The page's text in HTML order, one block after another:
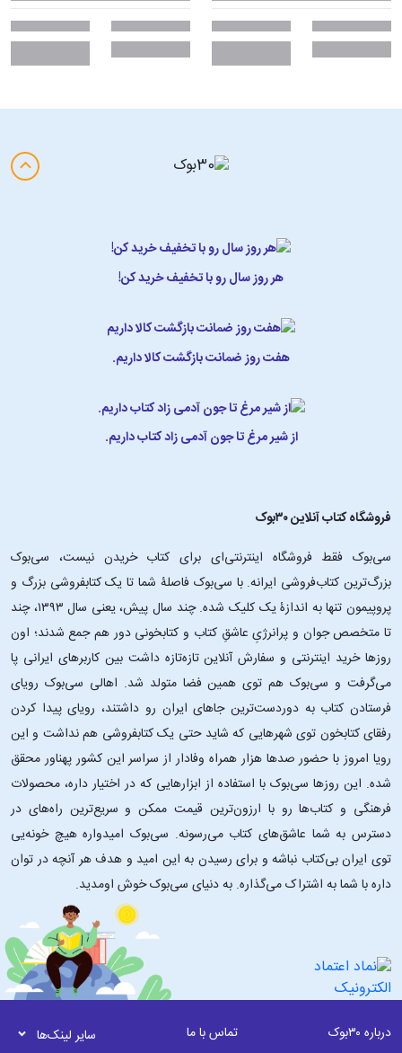
هر روز سال رو با تخفیف خرید کن!
هفت روز ضمانت بازگشت کالا داریم.
از شیر مرغ تا جون آدمی زاد کتاب داریم.
فروشگاه کتاب آنلاین ۳۰بوک
سی‌بوک فقط فروشگاه اینترنتی‌ای برای کتاب خریدن نیست، سی‌بوک
بزرگ‌ترین کتاب‌فروشی ایرانه. با سی‌بوک فاصلۀ شما تا یک کتابفروشی بزرگ و
پروپیمون تنها به اندازۀ یک کلیک شده. چند سال پیش، یعنی سال ۱۳۹۳، چند
تا متخصص جوان و پرانرژیِ عاشقِ کتاب و کتابخونی دور هم جمع شدند؛ اون‌
روزها خرید اینترنتی و سفارش آنلاین تازه‌تازه داشت بین کاربرهای ایرانی پا
می‌گرفت و سی‌بوک هم توی همین فضا متولد شد. اهالی سی‌بوک رویای
فرستادن کتاب به دوردست‌ترین جاهای ایران رو داشتند، رویای پیدا کردن
رفقای کتابخون توی شهرهایی که شاید حتی یک کتابفروشی هم نداشت و این
رویا امروز با حضور صدها هزار همراه وفادار از سراسر این کشور پهناور محقق
شده. این ‌روزها سی‌بوک با استفاده از ابزارهایی که در اختیار داره، محصولات
فرهنگی و کتاب‌ها رو با ارزون‌ترین قیمت ممکن و سریع‌ترین راه‌های در
دسترس به شما عاشق‌های کتاب می‌رسونه. سی‌بوک امیدواره هیچ خونه‌یی
توی ایران بی‌کتاب نباشه و برای رسیدن به این امید و هدف هر آنچه در توان
داره با شما به اشتراک می‌گذاره. به دنیای سی‌بوک خوش اومدید.
درباره ۳۰بوک تماس با ما سایر لینک‌ها